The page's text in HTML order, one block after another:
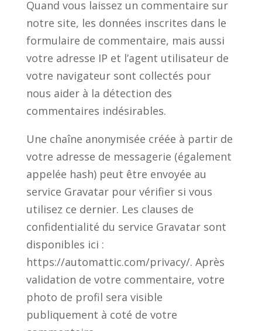
Quand vous laissez un commentaire sur
notre site, les données inscrites dans le
formulaire de commentaire, mais aussi
votre adresse IP et l’agent utilisateur de
votre navigateur sont collectés pour
nous aider à la détection des
commentaires indésirables.
Une chaîne anonymisée créée à partir de
votre adresse de messagerie (également
appelée hash) peut être envoyée au
service Gravatar pour vérifier si vous
utilisez ce dernier. Les clauses de
confidentialité du service Gravatar sont
disponibles ici :
https://automattic.com/privacy/. Après
validation de votre commentaire, votre
photo de profil sera visible
publiquement à coté de votre